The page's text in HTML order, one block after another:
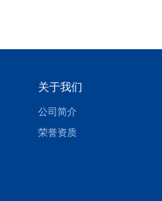
关于我们
公司简介
荣誉资质